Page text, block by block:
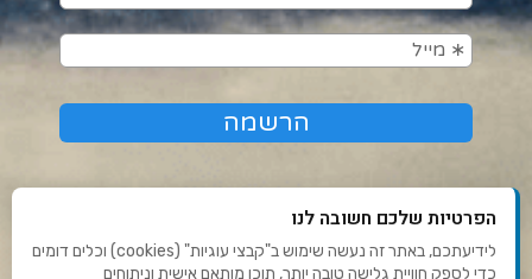
הפרטיות שלכם חשובה לנו
לידיעתכם, באתר זה נעשה שימוש ב"קבצי עוגיות" (cookies) וכלים דומים
כדי לספק חוויית גלישה טובה יותר, תוכן מותאם אישית וניתוחים